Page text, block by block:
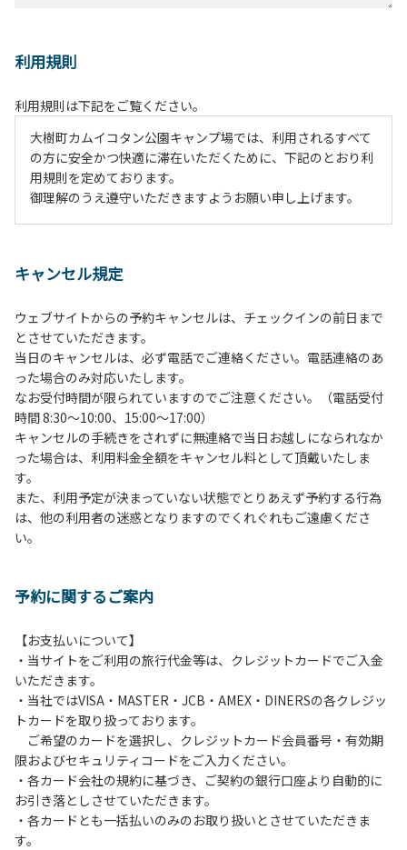
利用規則
利用規則は下記をご覧ください。
大樹町カムイコタン公園キャンプ場では、利用されるすべて
の方に安全かつ快適に滞在いただくために、下記のとおり利
用規則を定めております。
御理解のうえ遵守いただきますようお願い申し上げます。
２、中学生以下だけでの利用はできません。高校生以上の方
３、テントサイト（多目的広場を含む。）の使用は、事前に
予約いただいた方のみで、連泊の方を除き、正午からです。
基本的に、テント1張りにつき1区画の予約をお願いします。
管理棟にてチェックインの手続きを行ってください。午後3
時前にお越しの方は、午後3時になりましたら管理棟にて手
続きを行ってください。午後5時過ぎにお越しの方は、翌朝
手続きを行ってください。
４、車両は、荷物の積み下ろし時以外は、駐車場にとめてく
ださい。
５、チェックアウトは、午前10時まで（日帰り使用の場合は
午後5時まで）です。チェックインの手続きを行っていない
方や使用人数が増えた場合は、必ず手続きを行ってくださ
ら午前10時までの間にゴミステーションに出してください。
は、お持ち帰りをお願いします。
【禁止事項】
カラオケ、発電機、地面での直火による焚き火、キャンプフ
ァイヤー、打ち上げ式花火、テントサウナの設置
【注意事項】
当キャンプ場のそばを流れる歴舟川は、上流で雨が降ると短
時間で増水し、川原で遊んでいると大変危険な状態になりや
すく、過去にも増水により人が流される事故が数件起きてい
キャンセル規定
ウェブサイトからの予約キャンセルは、チェックインの前日まで
とさせていただきます。
当日のキャンセルは、必ず電話でご連絡ください。電話連絡のあ
った場合のみ対応いたします。
なお受付時間が限られていますのでご注意ください。（電話受付
時間 8:30～10:00、15:00～17:00）
キャンセルの手続きをされずに無連絡で当日お越しになられなか
った場合は、利用料金全額をキャンセル料として頂戴いたしま
す。
また、利用予定が決まっていない状態でとりあえず予約する行為
は、他の利用者の迷惑となりますのでくれぐれもご遠慮くださ
い。
予約に関するご案内
【お支払いについて】
・当サイトをご利用の旅行代金等は、クレジットカードでご入金
いただきます。
・当社ではVISA・MASTER・JCB・AMEX・DINERSの各クレジッ
トカードを取り扱っております。
ご希望のカードを選択し、クレジットカード会員番号・有効期
限およびセキュリティコードをご入力ください。
・各カード会社の規約に基づき、ご契約の銀行口座より自動的に
お引き落としさせていただきます。
・各カードとも一括払いのみのお取り扱いとさせていただきま
す。